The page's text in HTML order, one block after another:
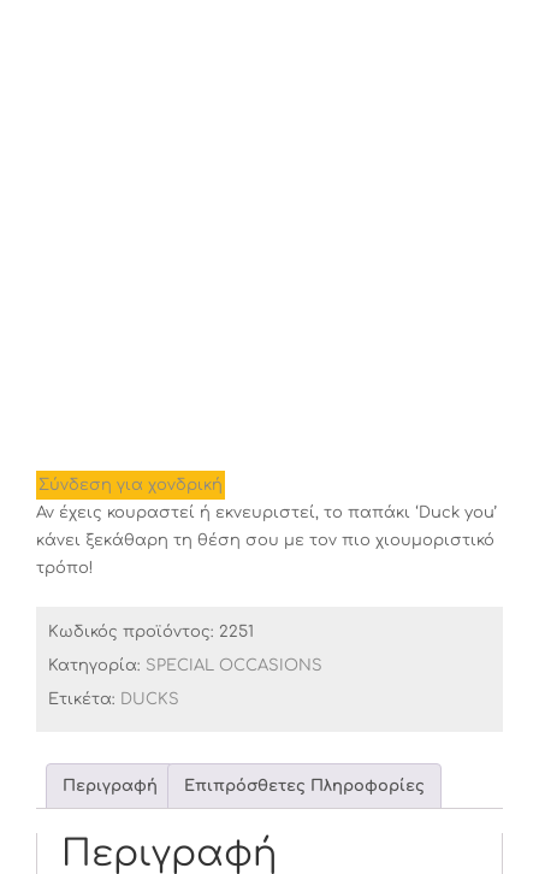
Σύνδεση για χονδρική
Αν έχεις κουραστεί ή εκνευριστεί, το παπάκι ‘Duck you’
κάνει ξεκάθαρη τη θέση σου με τον πιο χιουμοριστικό
τρόπο!
Κωδικός προϊόντος: 2251
Κατηγορία: SPECIAL OCCASIONS
Ετικέτα: DUCKS
Περιγραφή Επιπρόσθετες Πληροφορίες
Περιγραφή